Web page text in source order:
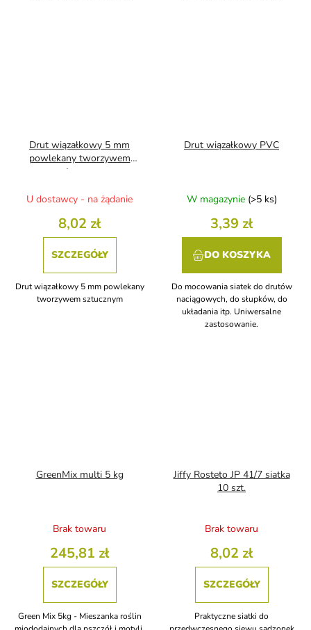
Drut wiązałkowy 5 mm
powlekany tworzywem
sztucznym
U dostawcy - na żądanie
8,02 zł
SZCZEGÓŁY
Drut wiązałkowy 5 mm powlekany
tworzywem sztucznym
Drut wiązałkowy PVC
W magazynie (>5 ks)
3,39 zł
DO KOSZYKA
Do mocowania siatek do drutów
naciągowych, do słupków, do
układania itp. Uniwersalne
zastosowanie.
GreenMix multi 5 kg
Brak towaru
245,81 zł
SZCZEGÓŁY
Green Mix 5kg - Mieszanka roślin
Jiffy Rosteto JP 41/7 siatka
10 szt.
Brak towaru
8,02 zł
SZCZEGÓŁY
Praktyczne siatki do